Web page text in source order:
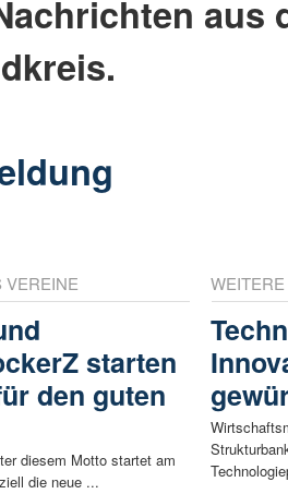
aus
VEREINE
starten
den guten
diesem Motto startet am
die neue ...